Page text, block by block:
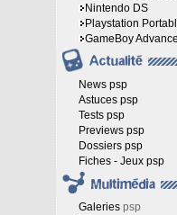
Nintendo DS
Playstation
GameBoy Advance
News psp
Astuces psp
Tests psp
Previews psp
Dossiers psp
Fiches - Jeux psp
Galeriespsp